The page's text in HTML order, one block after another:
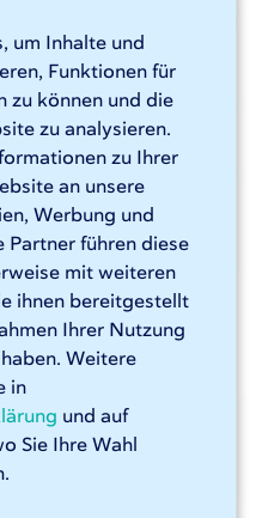
um Inhalte und
Funktionen für
zu können und die
zu analysieren.
zu Ihrer
an unsere
Werbung und
Partner führen diese
mit weiteren
ihnen bereitgestellt
Ihrer Nutzung
Weitere
in
und auf
Sie Ihre Wahl
für die
werden
in Sophia®